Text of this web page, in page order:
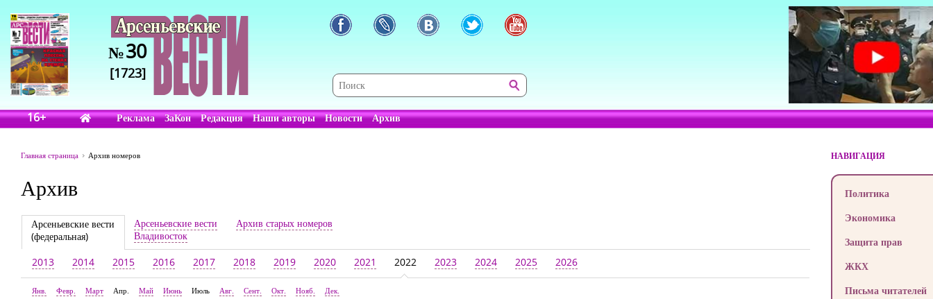
№30
[1723]
16+ Реклама ЗаКон Редакция Наши авторы Новости Архив
Главная страница Архив номеров
Архив
Арсеньевские вести
(федеральная)
Арсеньевские вести
Владивосток
Архив старых номеров
2013 2014 2015 2016 2017 2018 2019 2020 2021 2022 2023 2024 2025 2026
Янв. Февр. Март Апр. Май Июнь Июль Авг. Сент. Окт. Нояб. Дек.
НАВИГАЦИЯ
Политика
Экономика
Защита прав
ЖКХ
Письма читателей